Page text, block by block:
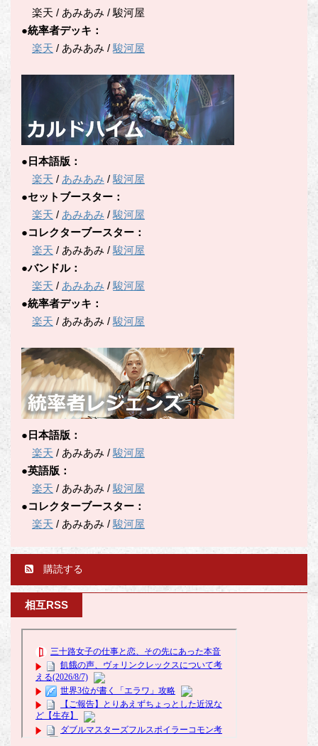
楽天 / あみあみ / 駿河屋
●統率者デッキ：
楽天 / あみあみ /駿河屋
●日本語版：
楽天 / あみあみ /駿河屋
●セットブースター：
楽天 / あみあみ /駿河屋
●コレクターブースター：
楽天 / あみあみ /駿河屋
●バンドル：
楽天 / あみあみ /駿河屋
●統率者デッキ：
楽天 / あみあみ /駿河屋
●日本語版：
楽天 / あみあみ /駿河屋
●英語版：
楽天 / あみあみ /駿河屋
●コレクターブースター：
楽天 / あみあみ /駿河屋
購読する
相互RSS